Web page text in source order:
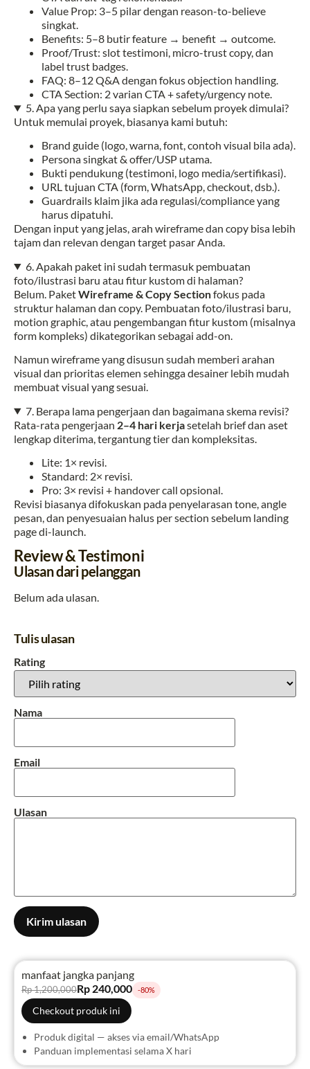
Value Prop: 3–5 pilar dengan reason-to-believe
singkat.
Benefits: 5–8 butir feature → benefit → outcome.
Proof/Trust: slot testimoni, micro-trust copy, dan
label trust badges.
FAQ: 8–12 Q&A dengan fokus objection handling.
CTA Section: 2 varian CTA + safety/urgency note.
5. Apa yang perlu saya siapkan sebelum proyek dimulai?
Untuk memulai proyek, biasanya kami butuh:
Brand guide (logo, warna, font, contoh visual bila ada).
Persona singkat & offer/USP utama.
Bukti pendukung (testimoni, logo media/sertifikasi).
URL tujuan CTA (form, WhatsApp, checkout, dsb.).
Guardrails klaim jika ada regulasi/compliance yang
harus dipatuhi.
Dengan input yang jelas, arah wireframe dan copy bisa lebih
tajam dan relevan dengan target pasar Anda.
6. Apakah paket ini sudah termasuk pembuatan
foto/ilustrasi baru atau fitur kustom di halaman?
Belum. PaketWireframe & Copy Sectionfokus pada
struktur halaman dan copy. Pembuatan foto/ilustrasi baru,
motion graphic, atau pengembangan fitur kustom (misalnya
form kompleks) dikategorikan sebagai add-on.
Namun wireframe yang disusun sudah memberi arahan
visual dan prioritas elemen sehingga desainer lebih mudah
membuat visual yang sesuai.
7. Berapa lama pengerjaan dan bagaimana skema revisi?
Rata-rata pengerjaan 2–4 hari kerjasetelah brief dan aset
lengkap diterima, tergantung tier dan kompleksitas.
Lite: 1× revisi.
Standard: 2× revisi.
Pro: 3× revisi + handover call opsional.
Revisi biasanya difokuskan pada penyelarasan tone, angle
pesan, dan penyesuaian halus per section sebelum landing
page di-launch.
Review & Testimoni
Ulasan dari pelanggan
Belum ada ulasan.
Tulis ulasan
Rating
Nama
Email
Ulasan
Kirim ulasan
manfaat jangka panjang
Rp 1,200,000Rp 240,000 -80%
Checkout produk ini
Produk digital — akses via email/WhatsApp
Panduan implementasi selama X hari